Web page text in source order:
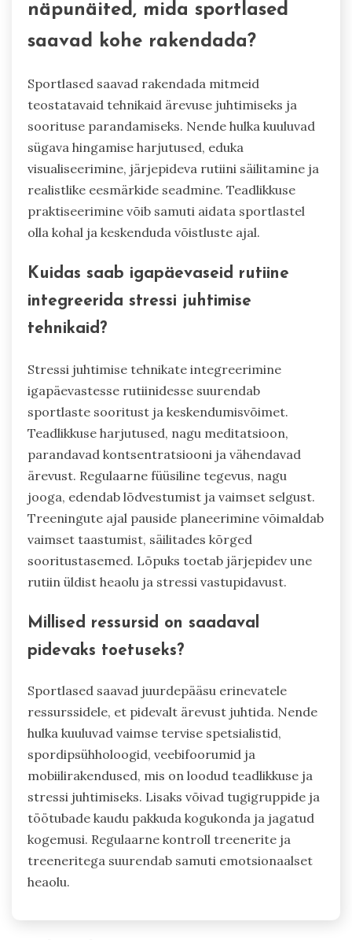
näpunäited, mida sportlased
saavad kohe rakendada?
Sportlased saavad rakendada mitmeid
teostatavaid tehnikaid ärevuse juhtimiseks ja
soorituse parandamiseks. Nende hulka kuuluvad
sügava hingamise harjutused, eduka
visualiseerimine, järjepideva rutiini säilitamine ja
realistlike eesmärkide seadmine. Teadlikkuse
praktiseerimine võib samuti aidata sportlastel
olla kohal ja keskenduda võistluste ajal.
Kuidas saab igapäevaseid rutiine
integreerida stressi juhtimise
tehnikaid?
Stressi juhtimise tehnikate integreerimine
igapäevastesse rutiinidesse suurendab
sportlaste sooritust ja keskendumisvõimet.
Teadlikkuse harjutused, nagu meditatsioon,
parandavad kontsentratsiooni ja vähendavad
ärevust. Regulaarne füüsiline tegevus, nagu
jooga, edendab lõdvestumist ja vaimset selgust.
Treeningute ajal pauside planeerimine võimaldab
vaimset taastumist, säilitades kõrged
sooritustasemed. Lõpuks toetab järjepidev une
rutiin üldist heaolu ja stressi vastupidavust.
Millised ressursid on saadaval
pidevaks toetuseks?
Sportlased saavad juurdepääsu erinevatele
ressurssidele, et pidevalt ärevust juhtida. Nende
hulka kuuluvad vaimse tervise spetsialistid,
spordipsühholoogid, veebifoorumid ja
mobiilirakendused, mis on loodud teadlikkuse ja
stressi juhtimiseks. Lisaks võivad tugigruppide ja
töötubade kaudu pakkuda kogukonda ja jagatud
kogemusi. Regulaarne kontroll treenerite ja
treeneritega suurendab samuti emotsionaalset
heaolu.